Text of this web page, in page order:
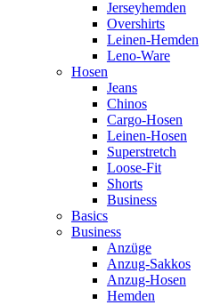
Jerseyhemden
Overshirts
Leinen-Hemden
Leno-Ware
Hosen
Jeans
Chinos
Cargo-Hosen
Leinen-Hosen
Superstretch
Loose-Fit
Shorts
Business
Basics
Business
Anzüge
Anzug-Sakkos
Anzug-Hosen
Hemden